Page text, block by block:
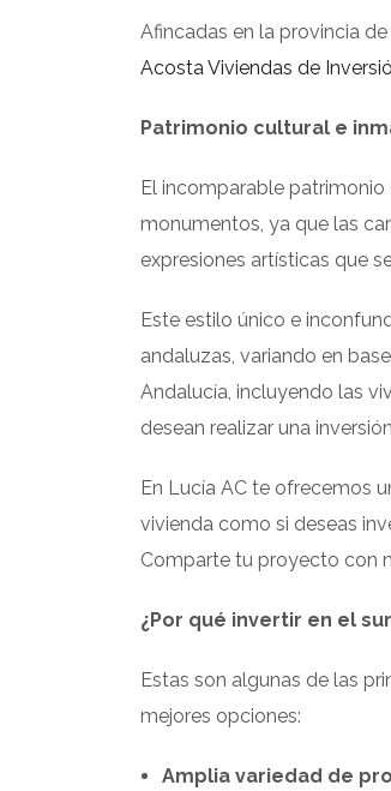
Afincadas en la provincia
Acosta Viviendas de
Patrimonio cultural e
El incomparable
monumentos, ya que las
expresiones artísticas que
Este estilo único e
andaluzas, variando en
Andalucía, incluyendo las
desean realizar una
En Lucía AC te ofrecemos
vivienda como si deseas
Comparte tu proyecto con
¿Por qué invertir en el
Estas son algunas de las
mejores opciones:
Amplia variedad de